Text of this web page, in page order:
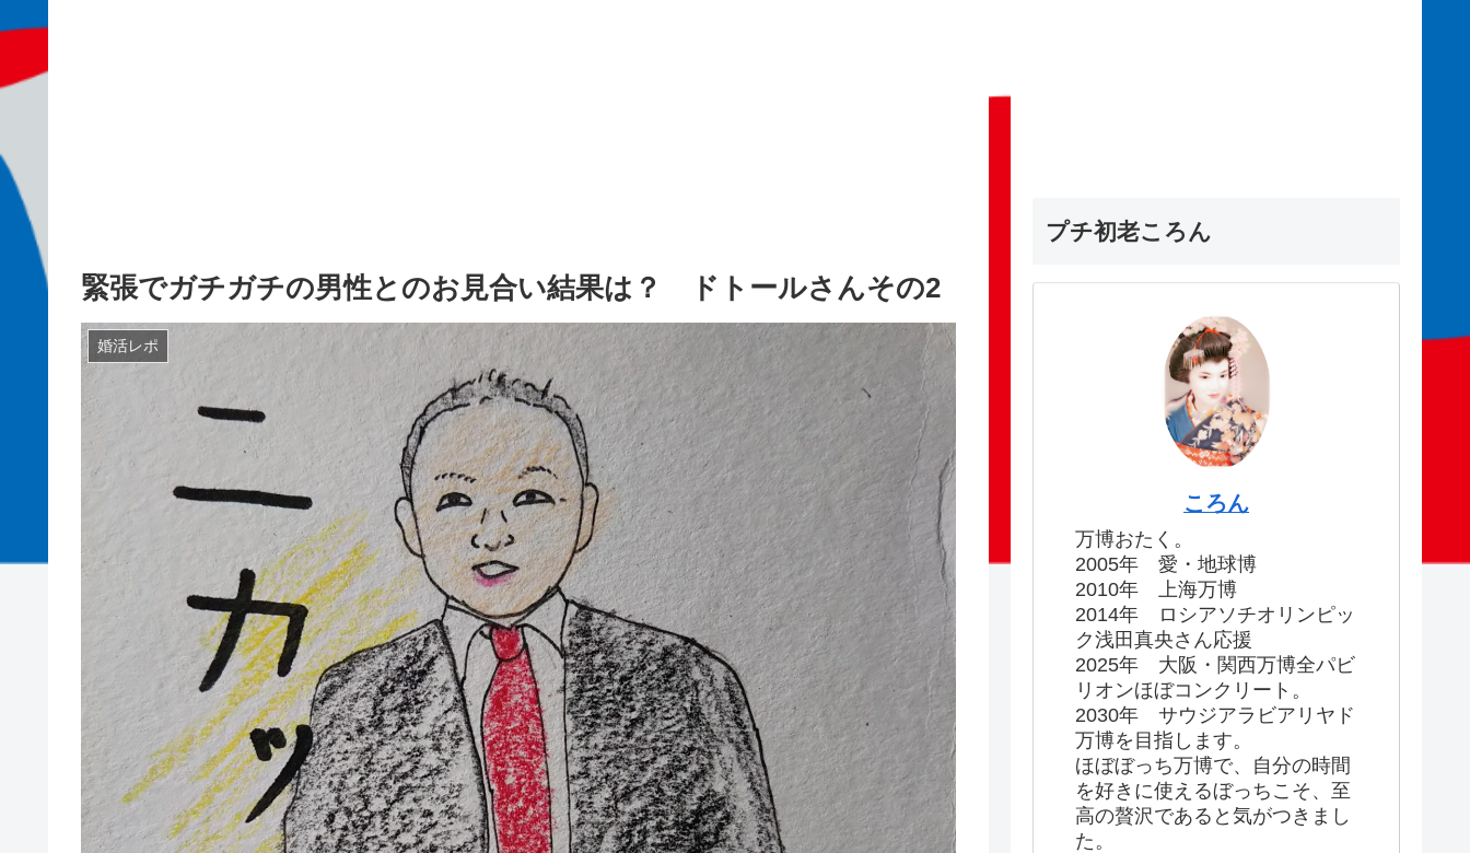
緊張でガチガチの男性とのお見合い結果は？ ドトールさんその2
婚活レポ
プチ初老ころん
ころん
万博おたく。
2005年 愛・地球博
2010年 上海万博
2014年 ロシアソチオリンピッ
ク浅田真央さん応援
2025年 大阪・関西万博全パビ
リオンほぼコンクリート。
2030年 サウジアラビアリヤド
万博を目指します。
ほぼぼっち万博で、自分の時間
を好きに使えるぼっちこそ、至
高の贅沢であると気がつきまし
た。